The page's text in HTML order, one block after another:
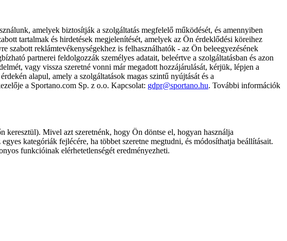
amelyek biztosítják a szolgáltatás megfelelő működését, és amennyiben
tartalmak és hirdetések megjelenítését, amelyek az Ön érdeklődési köreihez
szabott reklámtevékenységekhez is felhasználhatók - az Ön beleegyezésének
partnerei feldolgozzák személyes adatait, beleértve a szolgáltatásban és azon
vagy vissza szeretné vonni már megadott hozzájárulását, kérjük, lépjen a
alapul, amely a szolgáltatások magas szintű nyújtását és a
a Sportano.com Sp. z o.o. Kapcsolat: gdpr@sportano.hu. További információk
Mivel azt szeretnénk, hogy Ön döntse el, hogyan használja
kategóriák fejlécére, ha többet szeretne megtudni, és módosíthatja beállításait.
funkcióinak elérhetetlenségét eredményezheti.